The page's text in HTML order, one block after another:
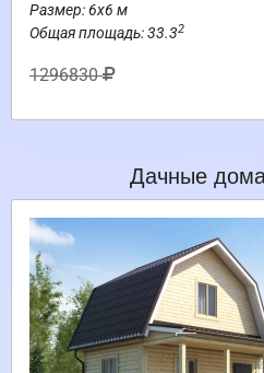
Размер: 6х6 м
Общая площадь: 33.32
1296830
Дачные